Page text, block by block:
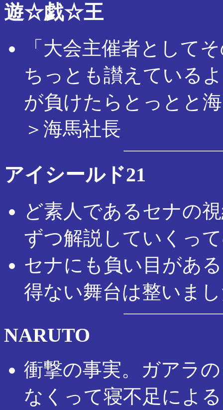
遊☆戯☆王
「大会主催者として
ちっとも讃えている
が負けたらとっとと
＞海馬社長
アイシールド21
ど素人であるセナの
ずつ解説していくっ
セナにも負い目があ
得ない舞台は整いま
NARUTO
衝撃の事実。ガアラ
なくって寝不足によ